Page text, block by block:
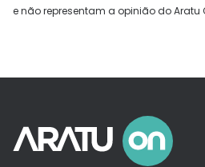
e não representam a opinião do Aratu